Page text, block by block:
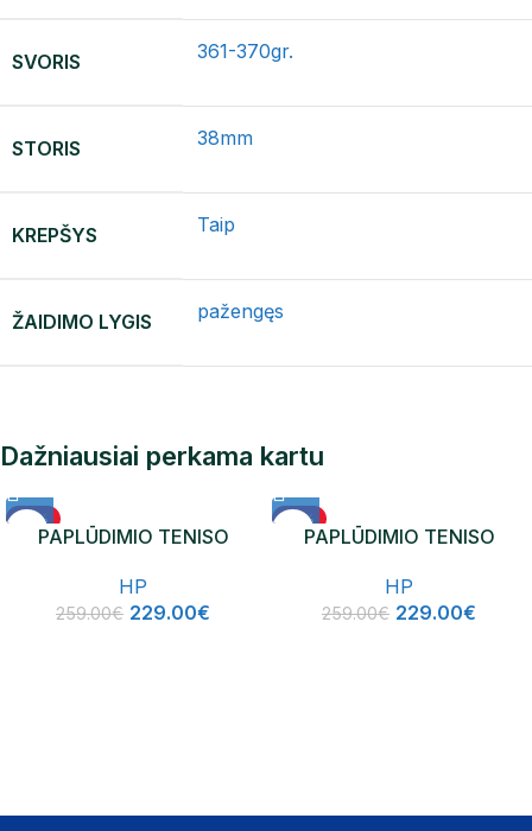
SVORIS 361-370gr.
STORIS 38mm
KREPŠYS Taip
ŽAIDIMO LYGIS pažengęs
Dažniausiai perkama kartu
-12%
NAUJIENA
PAPLŪDIMIO TENISO
HP
259.00€ 229.00€
-12%
NAUJIENA
PAPLŪDIMIO TENISO
HP
259.00€ 229.00€